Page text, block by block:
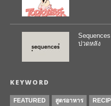
ปวดหลัง
KEYWORD
FEATURED สูตรอาหาร